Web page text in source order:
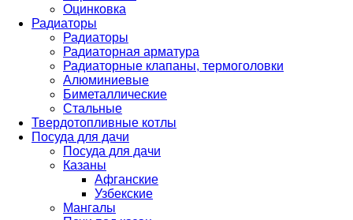
Оцинковка
Радиаторы
Радиаторы
Радиаторная арматура
Радиаторные клапаны, термоголовки
Алюминиевые
Биметаллические
Стальные
Твердотопливные котлы
Посуда для дачи
Посуда для дачи
Казаны
Афганские
Узбекские
Мангалы